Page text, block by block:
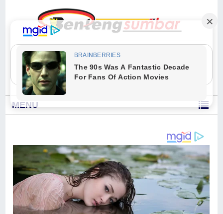
"Sesungguhnya Allah dan para malaikat-Nya berselawat untuk Nabi.
Wahai orang-orang yang beriman, berselawatlah kamu untuk Nabi dan
ucapkanlah salam dengan penuh penghormatan kepadanya." (Qs. Al
Ahzab Ayat 56)
MENU